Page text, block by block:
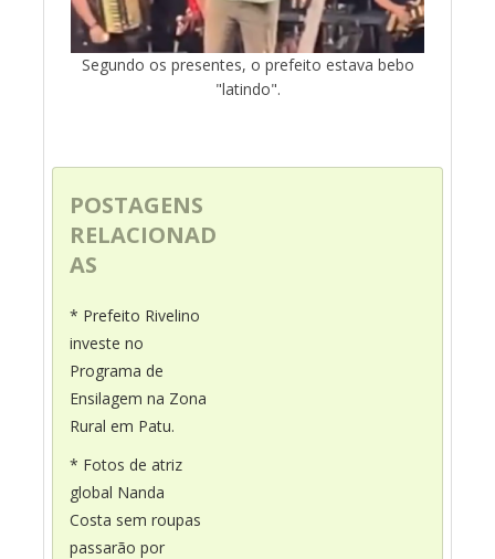
Segundo os presentes, o prefeito estava bebo
"latindo".
POSTAGENS
RELACIONAD
AS
* Prefeito Rivelino
investe no
Programa de
Ensilagem na Zona
Rural em Patu.
* Fotos de atriz
global Nanda
Costa sem roupas
passarão por